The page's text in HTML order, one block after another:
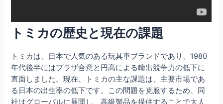
トミカの歴史と現在の課題
トミカは、日本で人気のある玩具車ブランドであり、1980
年代後半にはプラザ合意と円高による輸出競争力の低下に
直面しました。現在、トミカの主な課題は、主要市場であ
る日本の出生率の低下です。この問題を克服するため、同
社はグローバルに展開し、高級製品を提供することで大人